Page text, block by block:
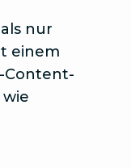
nur
einem
Content-